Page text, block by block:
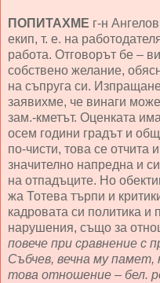
ПОПИТАХМЕ г-н
екип, т. е. на
работа. Отговорът бе –
собствено желание,
на съпруга си.
заявихме, че винаги
зам.-кметът. Оценката
осем години градът и
по-чисти, това се отчита
значително напредна и
на отпадъците. Но
жа Тотева търпи и
кадровата си политика и
нарушения, също за
повече при сравнение с
Събчев, вечна му памет,
това отношение – бел.